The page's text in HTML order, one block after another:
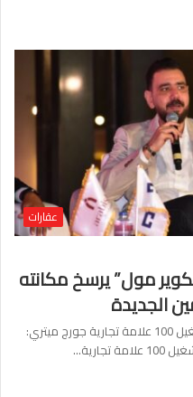
عقارات
مول” يرسخ مكانته
الجديدة
ماهر بدر صيف 2026 يشهد تشغيل 100 علامة تجارية جورج ميتري: